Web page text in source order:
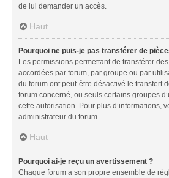
de lui demander un accès.
Haut
Pourquoi ne puis-je pas transférer de
Les permissions permettant de transférer
accordées par forum, par groupe ou par
du forum ont peut-être désactivé le transfert
forum concerné, ou seuls certains groupes
cette autorisation. Pour plus d’informations,
administrateur du forum.
Haut
Pourquoi ai-je reçu un avertissement ?
Chaque forum a son propre ensemble de